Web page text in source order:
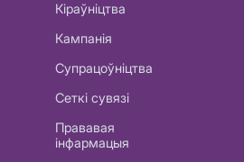
Кіраўніцтва
Кампанія
Супрацоўніцтва
Сеткі сувязі
Прававая
інфармацыя